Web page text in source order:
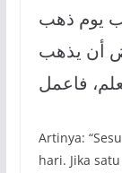
يوم ذهب
أن يذهب
فاعمل
Artinya:
hari. Jika